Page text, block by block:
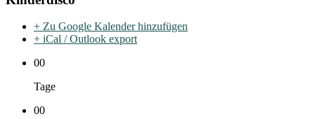
+ Zu Google Kalender hinzufügen
+ iCal / Outlook export
00
Tage
00